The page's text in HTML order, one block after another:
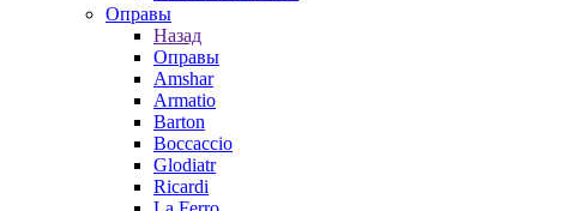
Оправы
Назад
Оправы
Amshar
Armatio
Barton
Boccaccio
Glodiatr
Ricardi